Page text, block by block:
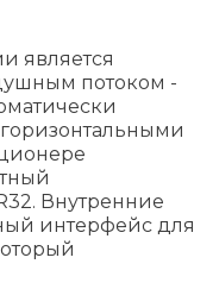
является
потоком -
Внутренние
интерфейс для